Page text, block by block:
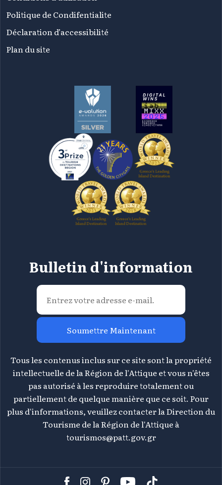
Politique de Condifentialite
Déclaration d’accessibilité
Plan du site
Bulletin d'information
Soumettre Maintenant
Tous les contenus inclus sur ce site sont la propriété
intellectuelle de la Région de l'Attique et vous n'êtes
pas autorisé à les reproduire totalement ou
partiellement de quelque manière que ce soit. Pour
plus d'informations, veuillez contacter la Direction du
Tourisme de la Région de l'Attique à
tourismos@patt.gov.gr